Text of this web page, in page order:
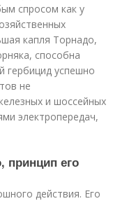
спросом как у
капля Торнадо,
способна
гербицид успешно
не
и шоссейных
электропередач,
принцип его
действия. Его